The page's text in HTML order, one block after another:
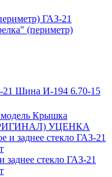
(периметр)
Шина И-194 6.70-15
₽.
Крышка
УЦЕНКА
заднее стекло ГАЗ-21